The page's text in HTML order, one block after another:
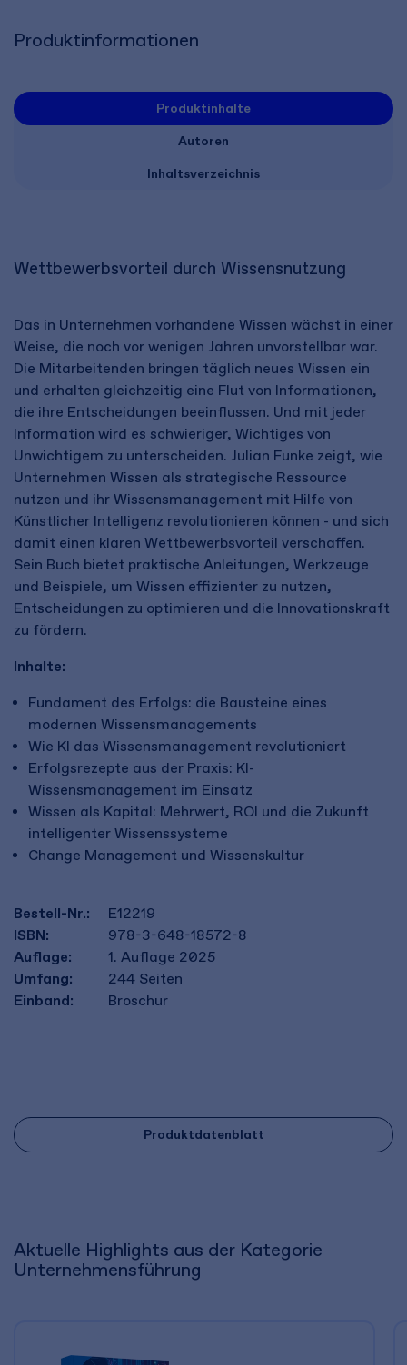
Produktinformationen
Produktinhalte
Autoren
Inhaltsverzeichnis
Wettbewerbsvorteil durch Wissensnutzung
Das in Unternehmen vorhandene Wissen wächst in einer
Weise, die noch vor wenigen Jahren unvorstellbar war.
Die Mitarbeitenden bringen täglich neues Wissen ein
und erhalten gleichzeitig eine Flut von Informationen,
die ihre Entscheidungen beeinflussen. Und mit jeder
Information wird es schwieriger, Wichtiges von
Unwichtigem zu unterscheiden. Julian Funke zeigt, wie
Unternehmen Wissen als strategische Ressource
nutzen und ihr Wissensmanagement mit Hilfe von
Künstlicher Intelligenz revolutionieren können - und sich
damit einen klaren Wettbewerbsvorteil verschaffen.
Sein Buch bietet praktische Anleitungen, Werkzeuge
und Beispiele, um Wissen effizienter zu nutzen,
Entscheidungen zu optimieren und die Innovationskraft
zu fördern.
Inhalte:
Fundament des Erfolgs: die Bausteine eines
modernen Wissensmanagements
Wie KI das Wissensmanagement revolutioniert
Erfolgsrezepte aus der Praxis: KI-
Wissensmanagement im Einsatz
Wissen als Kapital: Mehrwert, ROI und die Zukunft
intelligenter Wissenssysteme
Change Management und Wissenskultur
Bestell-Nr.:
E12219
ISBN:
978-3-648-18572-8
Auflage:
1. Auflage 2025
Umfang:
244 Seiten
Einband:
Broschur
Produktdatenblatt
Aktuelle Highlights aus der Kategorie
Unternehmensführung